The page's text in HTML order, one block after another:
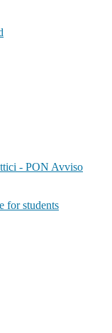
- PON Avviso
for students